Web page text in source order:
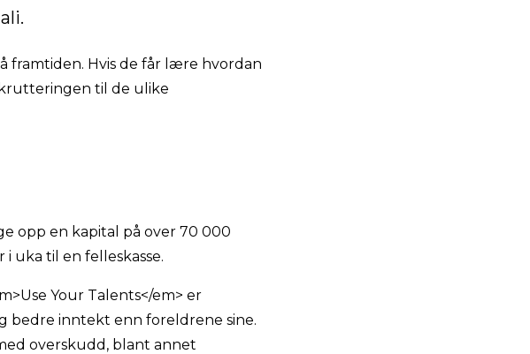
framtiden. Hvis de får lære hvordan
til de ulike
opp en kapital på over 70 000
uka til en felleskasse.
Your Talents</em> er
bedre inntekt enn foreldrene sine.
overskudd, blant annet